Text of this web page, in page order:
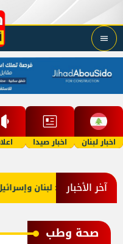
اخبار لبنان اخبار صيدا
آخر الأخبار
خارجية أميركا: لبنان
صحة وطب